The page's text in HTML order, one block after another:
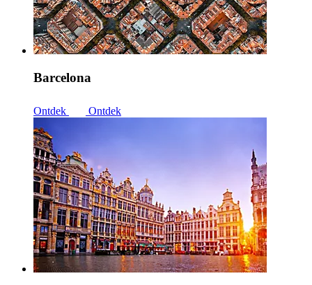
Barcelona
Ontdek Ontdek